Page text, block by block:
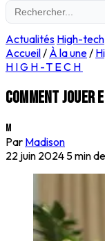
Actualités High-tech
Accueil/ À la une/
HIGH-TECH
Comment jouer
M
Par Madison
22 juin 2024 5 min